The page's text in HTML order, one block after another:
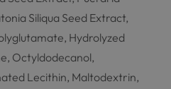
Siliqua Seed Extract,
Hydrolyzed
Octyldodecanol,
Lecithin, Maltodextrin,